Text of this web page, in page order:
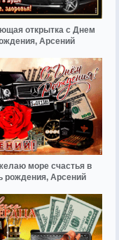
открытка с Днем
Арсений
море счастья в
рождения, Арсений